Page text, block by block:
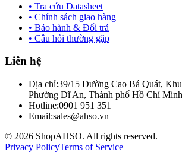
• Tra cứu Datasheet
• Chính sách giao hàng
• Bảo hành & Đổi trả
• Câu hỏi thường gặp
Liên hệ
Địa chỉ:39/15 Đường Cao Bá Quát,
Phường Dĩ An, Thành phố Hồ Chí
Hotline:0901 951 351
Email:sales@ahso.vn
© 2026 ShopAHSO. All rights reserved.
Privacy PolicyTerms of Service